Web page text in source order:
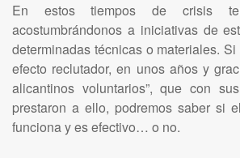
En estos tiempos de crisis
acostumbrándonos a iniciativas de
determinadas técnicas o materiales.
efecto reclutador, en unos años y
alicantinos voluntarios”, que con
prestaron a ello, podremos saber si
funciona y es efectivo… o no.